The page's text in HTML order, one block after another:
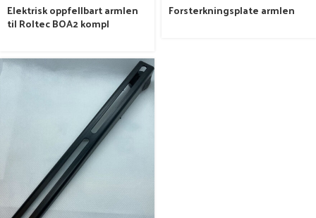
Elektrisk oppfellbart armlen
til Roltec BOA2 kompl
Forsterkningsplate armlen